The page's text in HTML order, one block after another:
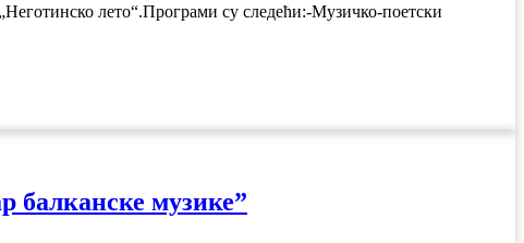
лето“.Програми су следећи:-Музичко-поетски
балканске музике”